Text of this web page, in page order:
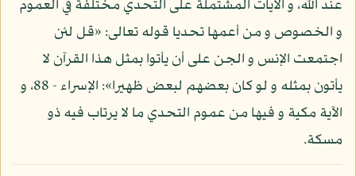
عند الله، و الآيات المشتملة على التحدي مختلفة في العموم
و الخصوص و من أعمها تحديا قوله تعالى: «قل لئن
اجتمعت الإنس و الجن على أن يأتوا بمثل هذا القرآن لا
يأتون بمثله و لو كان بعضهم لبعض ظهيرا»: الإسراء - 88، و
الآية مكية و فيها من عموم التحدي ما لا يرتاب فيه ذو
مسكة.